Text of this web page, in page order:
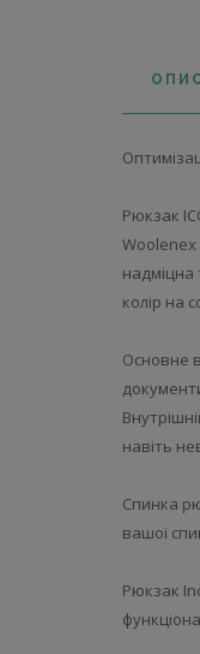
Рюкзак
Woolenex
надміцна
колір на
Основне
навіть
Спинка
вашої
Рюкзак